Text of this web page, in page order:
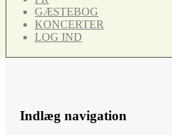
GÆSTEBOG
KONCERTER
LOG IND
Indlæg navigation